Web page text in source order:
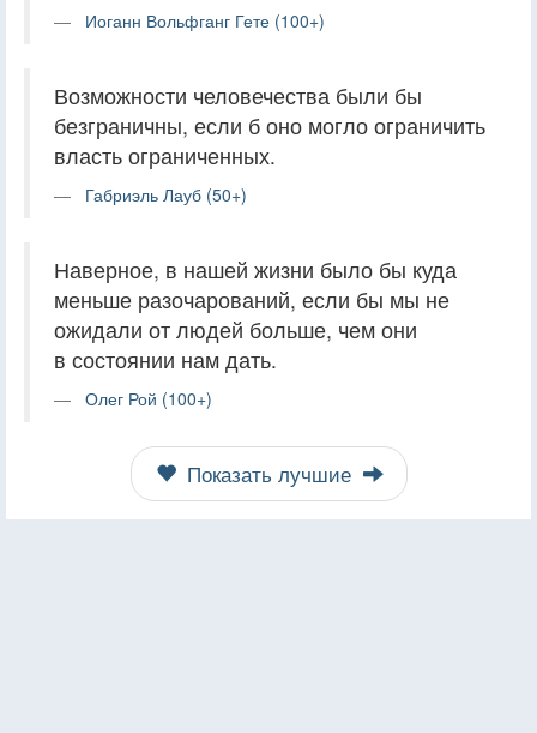
Иоганн Вольфганг Гете (100+)
Возможности человечества были бы
безграничны, если б оно могло ограничить
власть ограниченных.
Габриэль Лауб (50+)
Наверное, в нашей жизни было бы куда
меньше разочарований, если бы мы не
ожидали от людей больше, чем они
в состоянии нам дать.
Олег Рой (100+)
Показать лучшие